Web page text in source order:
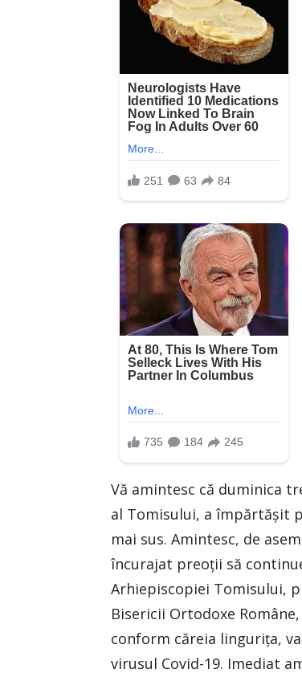
Vă amintesc că duminica
al Tomisului, a împărtăşit
mai sus. Amintesc, de
încurajat preoţii să
Arhiepiscopiei Tomisului,
Bisericii Ortodoxe
conform căreia linguriţa,
virusul Covid-19. Imediat